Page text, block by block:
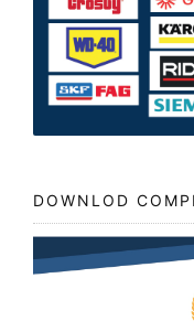
DOWNLOD